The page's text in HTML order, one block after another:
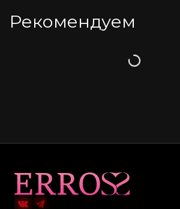
Рекомендуем
Загрузка
Карта сайта